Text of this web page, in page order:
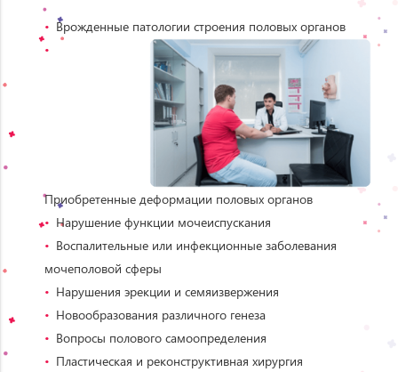
Врожденные патологии строения половых органов
Приобретенные деформации половых органов
Нарушение функции мочеиспускания
Воспалительные или инфекционные заболевания
мочеполовой сферы
Нарушения эрекции и семяизвержения
Новообразования различного генеза
Вопросы полового самоопределения
Пластическая и реконструктивная хирургия